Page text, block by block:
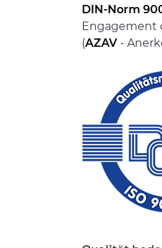
DIN-Norm
Engagement
(AZAV -